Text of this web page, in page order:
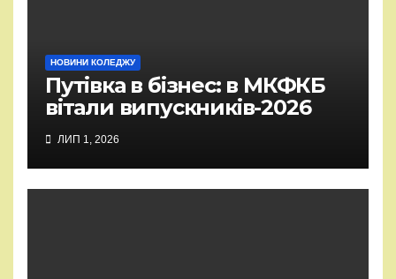
НОВИНИ КОЛЕДЖУ
Путівка в бізнес: в МКФКБ
вітали випускників-2026
ЛИП 1, 2026